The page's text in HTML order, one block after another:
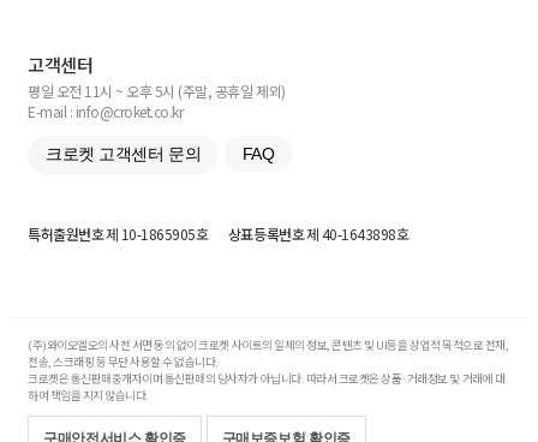
고객센터
평일 오전 11시 ~ 오후 5시 (주말, 공휴일 제외)
E-mail : info@croket.co.kr
크로켓 고객센터 문의 FAQ
특허출원번호제 10-1865905호 상표등록번호제 40-1643898호
(주)와이오엘오의 사전 서면 동의 없이 크로켓 사이트의 일체의 정보, 콘텐츠 및 UI등을 상업적 목적으로 전재,
전송, 스크래핑 등 무단 사용할 수 없습니다.
크로켓은 통신판매중개자이며 통신판매의 당사자가 아닙니다. 따라서 크로켓은 상품·거래정보 및 거래에 대
하여 책임을 지지 않습니다.